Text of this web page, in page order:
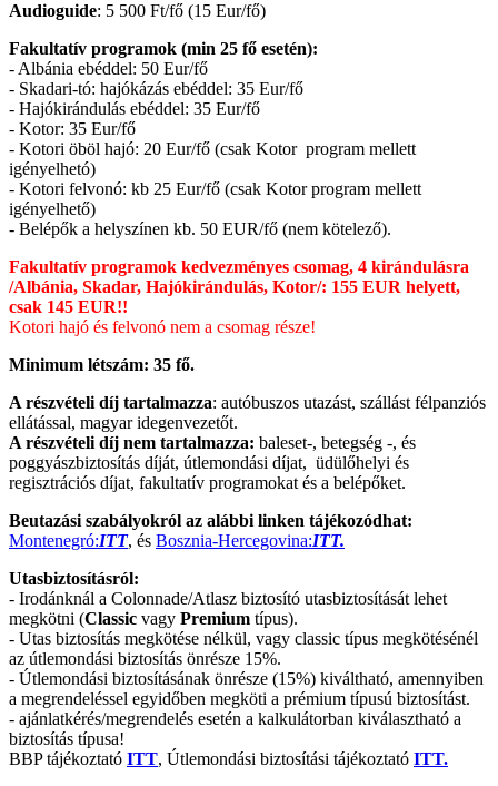
Audioguide: 5 500 Ft/fő (15 Eur/fő)
Fakultatív programok (min 25 fő esetén):
- Albánia ebéddel: 50 Eur/fő
- Skadari-tó: hajókázás ebéddel: 35 Eur/fő
- Hajókirándulás ebéddel: 35 Eur/fő
- Kotor: 35 Eur/fő
- Kotori öböl hajó: 20 Eur/fő (csak Kotor program mellett
igényelhetó)
- Kotori felvonó: kb 25 Eur/fő (csak Kotor program mellett
igényelhető)
- Belépők a helyszínen kb. 50 EUR/fő (nem kötelező).
Fakultatív programok kedvezményes csomag, 4 kirándulásra
/Albánia, Skadar, Hajókirándulás, Kotor/: 155 EUR helyett,
csak 145 EUR!!
Kotori hajó és felvonó nem a csomag része!
Minimum létszám: 35 fő.
A részvételi díj tartalmazza: autóbuszos utazást, szállást félpanziós
ellátással, magyar idegenvezetőt.
A részvételi díj nem tartalmazza: baleset-, betegség -, és
poggyászbiztosítás díját, útlemondási díjat, üdülőhelyi és
regisztrációs díjat, fakultatív programokat és a belépőket.
Beutazási szabályokról az alábbi linken tájékozódhat:
Montenegró:ITT, és Bosznia-Hercegovina:ITT.
Utasbiztosításról:
- Irodánknál a Colonnade/Atlasz biztosító utasbiztosítását lehet
megkötni (Classic vagy Premium típus).
- Utas biztosítás megkötése nélkül, vagy classic típus megkötésénél
az útlemondási biztosítás önrésze 15%.
- Útlemondási biztosításának önrésze (15%) kiváltható, amennyiben
a megrendeléssel egyidőben megköti a prémium típusú biztosítást.
- ajánlatkérés/megrendelés esetén a kalkulátorban kiválasztható a
biztosítás típusa!
BBP tájékoztató ITT, Útlemondási biztosítási tájékoztató ITT.